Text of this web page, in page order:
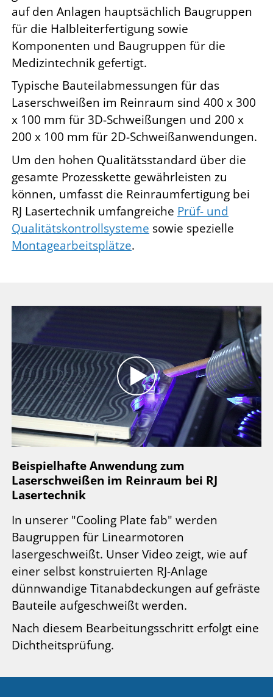
auf den Anlagen hauptsächlich Baugruppen
für die Halbleiterfertigung sowie
Komponenten und Baugruppen für die
Medizintechnik gefertigt.
Typische Bauteilabmessungen für das
Laserschweißen im Reinraum sind 400 x 300
x 100 mm für 3D-Schweißungen und 200 x
200 x 100 mm für 2D-Schweißanwendungen.
Um den hohen Qualitätsstandard über die
gesamte Prozesskette gewährleisten zu
können, umfasst die Reinraumfertigung bei
RJ Lasertechnik umfangreiche Prüf- und
Qualitätskontrollsysteme sowie spezielle
Montagearbeitsplätze.
Beispielhafte Anwendung zum
Laserschweißen im Reinraum bei RJ
Lasertechnik
In unserer "Cooling Plate fab" werden
Baugruppen für Linearmotoren
lasergeschweißt. Unser Video zeigt, wie auf
einer selbst konstruierten RJ-Anlage
dünnwandige Titanabdeckungen auf gefräste
Bauteile aufgeschweißt werden.
Nach diesem Bearbeitungsschritt erfolgt eine
Dichtheitsprüfung.